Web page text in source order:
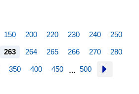
150 200 220 230 240 250
263 264 265 266 270 280
350 400 450 … 500